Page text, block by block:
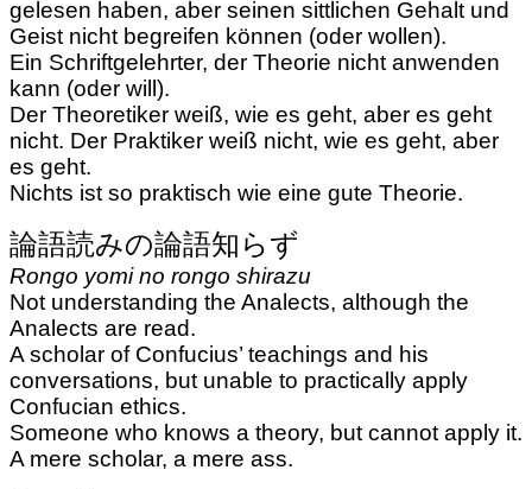
gelesen haben, aber seinen sittlichen Gehalt und
Geist nicht begreifen können (oder wollen).
Ein Schriftgelehrter, der Theorie nicht anwenden
kann (oder will).
Der Theoretiker weiß, wie es geht, aber es geht
nicht. Der Praktiker weiß nicht, wie es geht, aber
es geht.
Nichts ist so praktisch wie eine gute Theorie.
論語読みの論語知らず
Rongo yomi no rongo shirazu
Not understanding the Analects, although the
Analects are read.
A scholar of Confucius’ teachings and his
conversations, but unable to practically apply
Confucian ethics.
Someone who knows a theory, but cannot apply it.
A mere scholar, a mere ass.